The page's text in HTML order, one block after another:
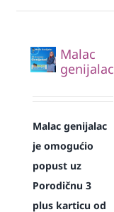
Malac
genijalac
Malac genijalac
je omogućio
popust uz
Porodičnu 3
plus karticu od